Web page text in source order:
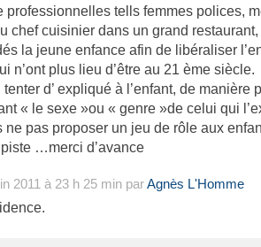
professionnelles tells femmes polices,
chef cuisinier dans un grand restaurant,
la jeune enfance afin de libéraliser
n’ont plus lieu d’être au 21 ème siècle.
d’ expliqué à l’enfant, de manière
« le sexe »ou « genre »de celui qui
ne pas proposer un jeu de rôle aux
…merci d’avance
2011 à 23 h 25 min parAgnès L'Homme